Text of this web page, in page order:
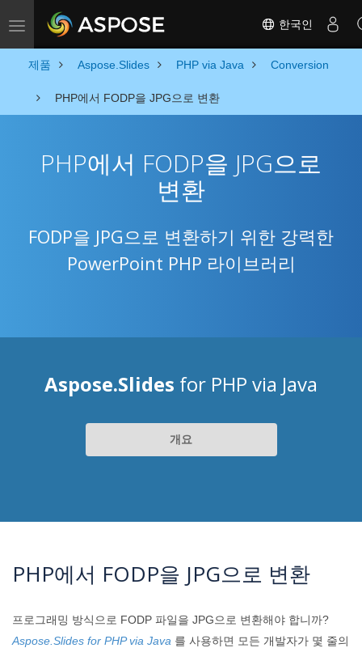
Toggle navigation 한국인
제품 Aspose.Slides PHP via Java Conversion
PHP에서 FODP을 JPG으로 변환
PHP에서 FODP을 JPG으로
변환
FODP을 JPG으로 변환하기 위한 강력한
PowerPoint PHP 라이브러리
Aspose.Slides for PHP via Java
개요
PHP에서 FODP을 JPG으로 변환
프로그래밍 방식으로 FODP 파일을 JPG으로 변환해야 합니까?
Aspose.Slides for PHP via Java 를 사용하면 모든 개발자가 몇 줄의